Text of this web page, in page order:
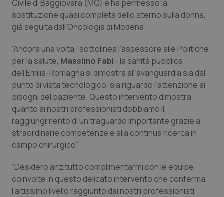
Liguria
Lombardia
Marche
Molise
Piemonte
Provincia Autonoma di Trento
Disturbi dell’umore
Dolore
Donna & Salute
Epatiti
HIV
Ipertensione & Scompenso
Civile di Baggiovara (MO) e ha permesso la
sostituzione quasi completa dello sterno sulla donna,
già seguita dall’Oncologia di Modena.
“Ancora una volta- sottolinea l’assessore alle Politiche
per la salute, Massimo Fabi– la sanità pubblica
dell’Emilia-Romagna si dimostra all’avanguardia sia dal
punto di vista tecnologico, sia riguardo l’attenzione ai
bisogni del paziente. Questo intervento dimostra
quanto ai nostri professionisti dobbiamo il
raggiungimento di un traguardo importante grazie a
straordinarie competenze e alla continua ricerca in
campo chirurgico”.
“Desidero anzitutto complimentarmi con le equipe
coinvolte in questo delicato intervento che conferma
l’altissimo livello raggiunto dai nostri professionisti